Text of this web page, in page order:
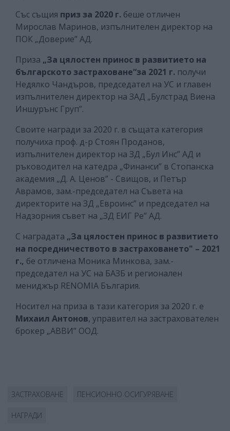
Със същия приз за 2020 г. беше отличен
Мирослав Маринов, изпълнителен директор на
ПОК „Доверие” АД.
Приза „За цялостен принос в развитието на
българското застраховане“за 2021 г. получи
Недялко Чандъров, председател на УС и главен
изпълнителен директор на ЗАД „Булстрад Виена
Иншурънс Груп”.
Своите награди за 2020 г. в същата категория
получиха проф. д-р Стоян Проданов,
изпълнителен директор на ЗД „Бул Инс” АД и
ръководител на катедра „Финанси” в Стопанска
академия „Д. А. Ценов” - Свищов, и Петър
Аврамов, зам.-председател на Съвета на
директорите на ЗД „Евроинс” и председател на
Надзорния съвет на „ЗД ЕИГ Ре” АД.
С наградата „За цялостен принос в развитието
на посредничеството в застраховането" – 2021
г., бе отличена Моника Минкова, зам.-
председател на УС на БАЗБ и регионален
мениджър RENOMIA България.
Носител на приза в тази категория за 2020 г. е
Михаил Антонов, управител на застрахователен
брокер „АВВИ” ООД.
ЗАСТРАХОВАНЕ ПЕНСИОННО ОСИГУРЯВАНЕ
НАГРАДИ